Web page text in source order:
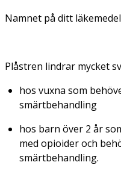
Namnet på ditt
Plåstren lindrar mycket
hos vuxna som
smärtbehandling
hos barn över 2 år
med opioider och
smärtbehandling.